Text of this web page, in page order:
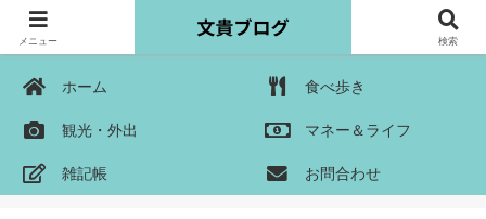
ホーム 食べ歩き
観光・外出 マネー＆ライフ
雑記帳 お問合わせ
メニュー 検索